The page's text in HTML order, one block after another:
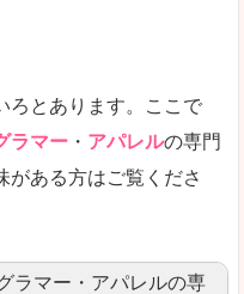
ります
方にとっては、有利なサイト
ろとあります。ここで
ラマー ・ アパレルの専門
がある方はご覧くださ
ラマー・アパレルの専